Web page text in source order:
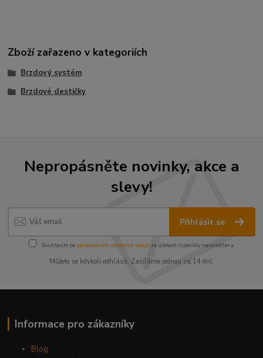
Zboží zařazeno v kategoriích
Brzdový systém
Brzdové destičky
Nepropásněte novinky, akce a
slevy!
Přihlásit se
Souhlasím se zpracováním osobních údajůza účelem rozesílky newsletteru.
Můžete se kdykoli odhlásit. Zasíláme jednou za 14 dní.
Informace pro zákazníky
Blog